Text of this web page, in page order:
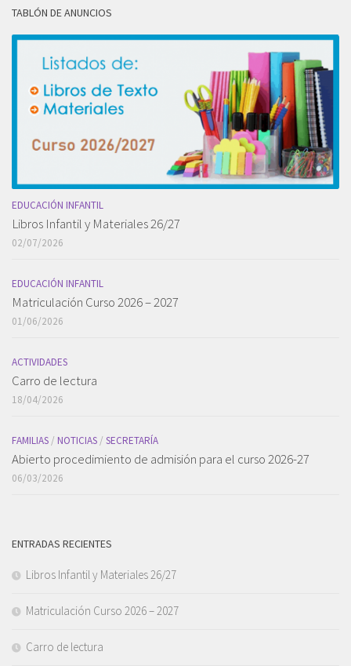
TABLÓN DE ANUNCIOS
EDUCACIÓN INFANTIL
Libros Infantil y Materiales 26/27
02/07/2026
EDUCACIÓN INFANTIL
Matriculación Curso 2026 – 2027
01/06/2026
ACTIVIDADES
Carro de lectura
18/04/2026
FAMILIAS / NOTICIAS / SECRETARÍA
Abierto procedimiento de admisión para el curso 2026-27
06/03/2026
ENTRADAS RECIENTES
Libros Infantil y Materiales 26/27
Matriculación Curso 2026 – 2027
Carro de lectura